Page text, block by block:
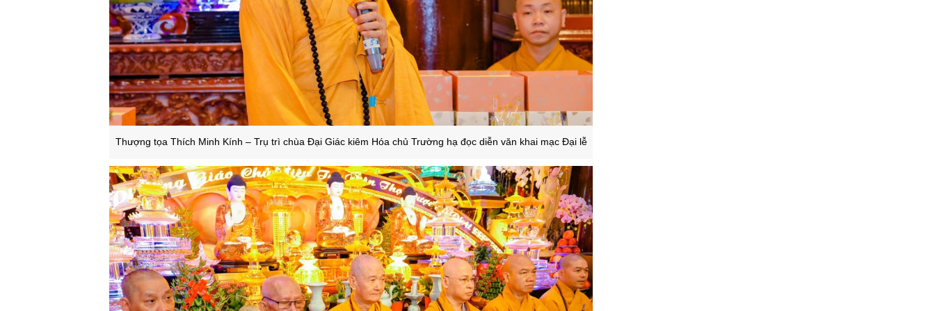
Thượng tọa Thích Minh Kính – Trụ trì chùa Đại Giác kiêm Hóa chủ Trường hạ đọc diễn văn khai mạc Đại lễ